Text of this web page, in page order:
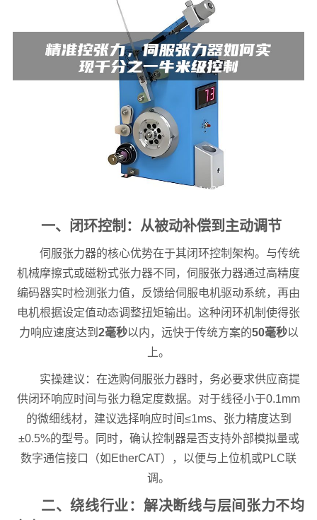
一、闭环控制：从被动补偿到主动调节
伺服张力器的核心优势在于其闭环控制架构。与传统
机械摩擦式或磁粉式张力器不同，伺服张力器通过高精度
编码器实时检测张力值，反馈给伺服电机驱动系统，再由
电机根据设定值动态调整扭矩输出。这种闭环机制使得张
力响应速度达到 2毫秒以内，远快于传统方案的50毫秒以
上。
实操建议：在选购伺服张力器时，务必要求供应商提
供闭环响应时间与张力稳定度数据。对于线径小于0.1mm
的微细线材，建议选择响应时间≤1ms、张力精度达到
±0.5%的型号。同时，确认控制器是否支持外部模拟量或
数字通信接口（如EtherCAT），以便与上位机或PLC联
调。
二、绕线行业：解决断线与层间张力不均